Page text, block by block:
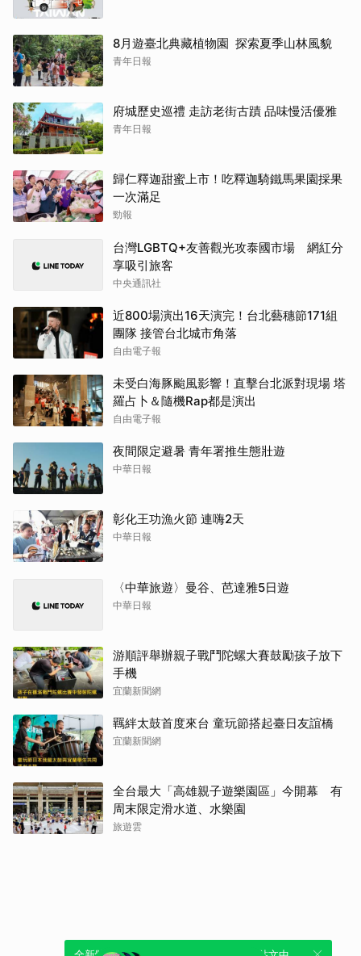
8月遊臺北典藏植物園 探索夏季山林風貌
青年日報
府城歷史巡禮 走訪老街古蹟 品味慢活優雅
青年日報
歸仁釋迦甜蜜上市！吃釋迦騎鐵馬果園採果
一次滿足
勁報
台灣LGBTQ+友善觀光攻泰國市場 網紅分
享吸引旅客
中央通訊社
近800場演出16天演完！台北藝穗節171組
團隊 接管台北城市角落
自由電子報
未受白海豚颱風影響！直擊台北派對現場 塔
羅占卜＆隨機Rap都是演出
自由電子報
夜間限定避暑 青年署推生態壯遊
中華日報
彰化王功漁火節 連嗨2天
中華日報
〈中華旅遊〉曼谷、芭達雅5日遊
中華日報
游順評舉辦親子戰鬥陀螺大賽鼓勵孩子放下
手機
宜蘭新聞網
羈絆太鼓首度來台 童玩節搭起臺日友誼橋
宜蘭新聞網
全台最大「高雄親子遊樂園區」今開幕 有
周末限定滑水道、水樂園
旅遊雲